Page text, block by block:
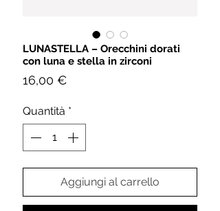
LUNASTELLA – Orecchini dorati
con luna e stella in zirconi
16,00 €Prezzo
Quantità *
Aggiungi al carrello